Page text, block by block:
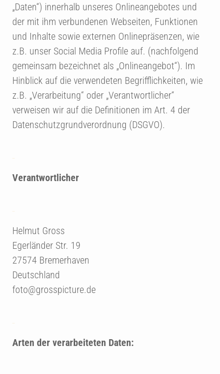
„Daten“) innerhalb unseres Onlineangebotes und
der mit ihm verbundenen Webseiten, Funktionen
und Inhalte sowie externen Onlinepräsenzen, wie
z.B. unser Social Media Profile auf. (nachfolgend
gemeinsam bezeichnet als „Onlineangebot“). Im
Hinblick auf die verwendeten Begrifflichkeiten, wie
z.B. „Verarbeitung“ oder „Verantwortlicher“
verweisen wir auf die Definitionen im Art. 4 der
Datenschutzgrundverordnung (DSGVO).
Verantwortlicher
Helmut Gross
Egerländer Str. 19
27574 Bremerhaven
Deutschland
foto@grosspicture.de
Arten der verarbeiteten Daten: